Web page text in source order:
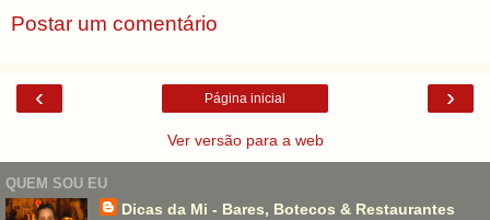
Postar um comentário
‹ ›
Página inicial
Ver versão para a web
QUEM SOU EU
Dicas da Mi - Bares, Botecos & Restaurantes